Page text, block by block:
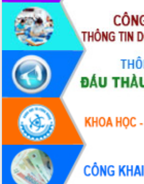
Đắk Lắk đẩy mạnh nuôi biển công
nghệ, hướng tới phát triển thủy sản
bền vững
Tập huấn nâng cao năng lực triển khai
chuyển đổi số cho cán bộ, công chức
cấp xã
Đắk Lắk phát động hưởng ứng Ngày
Quyền của người tiêu dùng Việt Nam
2026
Đẩy mạnh cải cách hành chính, quyết
tâm đạt được mục tiêu tăng trưởng
hai con số trong năm 2026
Tổ chức trang trọng Lễ hội Đền thờ
Lương Văn Chánh năm 2026
Phó Bí thư Tỉnh ủy Đắk Lắk Đỗ Hữu
Huy giữ chức Bí thư Đảng ủy Ủy Ban
Nhân dân tỉnh